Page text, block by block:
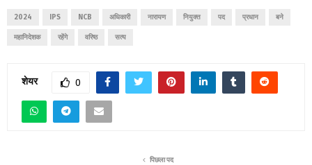
2024 IPS NCB अधिकारी नारायण नियुक्त पद प्रधान बने
महानिदेशक रहेंगे वरिष्ठ सत्य
शेयर 0
पिछला पद